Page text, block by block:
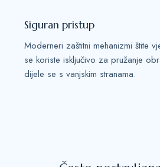
Siguran pristup
Moderneri zaštitni mehanizmi štite
se koriste isključivo za pružanje
dijele se s vanjskim stranama.